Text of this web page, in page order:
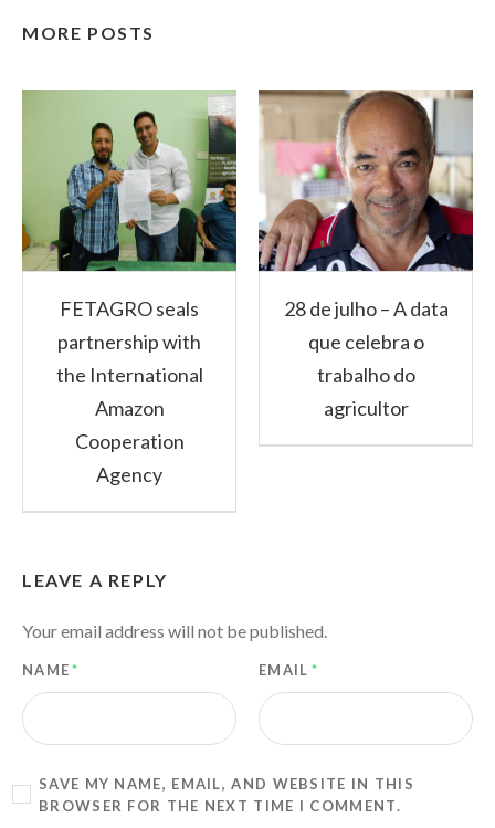
MORE POSTS
FETAGRO seals
partnership with
the International
Amazon
Cooperation
Agency
28 de julho – A data
que celebra o
trabalho do
agricultor
LEAVE A REPLY
Your email address will not be published.
NAME * EMAIL *
SAVE MY NAME, EMAIL, AND WEBSITE IN THIS
BROWSER FOR THE NEXT TIME I COMMENT.